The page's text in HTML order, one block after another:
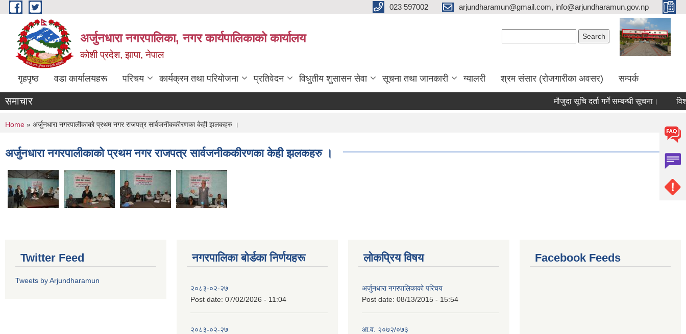
Skip to main content 023 597002 arjundharamun@gmail.com, info@arjundharamun.gov.np
अर्जुनधारा नगरपालिका, नगर कार्यपालिकाको कार्यालय
कोशी प्रदेश, झापा, नेपाल
गृहपृष्ठ वडा कार्यालयहरू परिचय कार्यक्रम तथा परियोजना प्रतिवेदन विधुतीय शुसासन सेवा सूचना तथा जानकारी ग्यालरी श्रम संसार (रोजगारीका अवसर) सम्पर्क
समाचार मौजुदा सूचि दर्ता गर्ने सम्बन्धी सूचना।
You are here
Home » अर्जुनधारा नगरपालीकाकाे प्रथम नगर राजपत्र सार्वजनीककीरणका केही झलकहरु ।
अर्जुनधारा नगरपालीकाकाे प्रथम नगर राजपत्र सार्वजनीककीरणका केही झलकहरु ।
Twitter Feed
Tweets by Arjundharamun
नगरपालिका बाेर्डका निर्णयहरू
२०८३-०२-२७
Post date: 07/02/2026 - 11:04
२०८३-०२-२७
लोकप्रिय विषय
अर्जुनधारा नगरपालिकाको परिचय
Post date: 08/13/2015 - 15:54
आ.व. २०७२/०७३
Facebook Feeds